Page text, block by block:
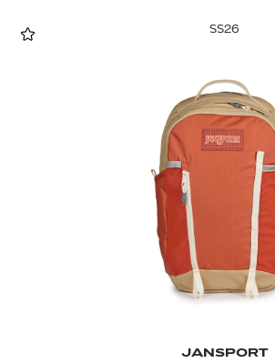
SS26
JANSPORT